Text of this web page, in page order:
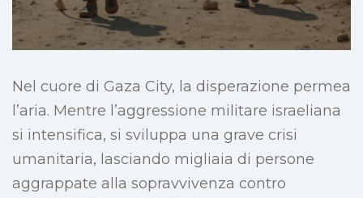
Nel cuore di Gaza City, la disperazione permea
l’aria. Mentre l’aggressione militare israeliana
si intensifica, si sviluppa una grave crisi
umanitaria, lasciando migliaia di persone
aggrappate alla sopravvivenza contro